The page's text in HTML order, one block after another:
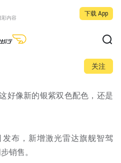
彩内容
下载 App
关注
好像新的银紫双色配色，还是
布，新增激光雷达旗舰智驾
销售。